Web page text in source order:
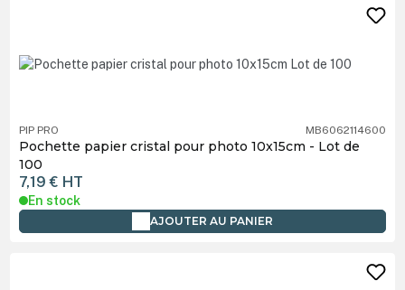
PIP PRO MB6062114600
Pochette papier cristal pour photo 10x15cm - Lot de
100
7,19 € HT
En stock
AJOUTER AU PANIER